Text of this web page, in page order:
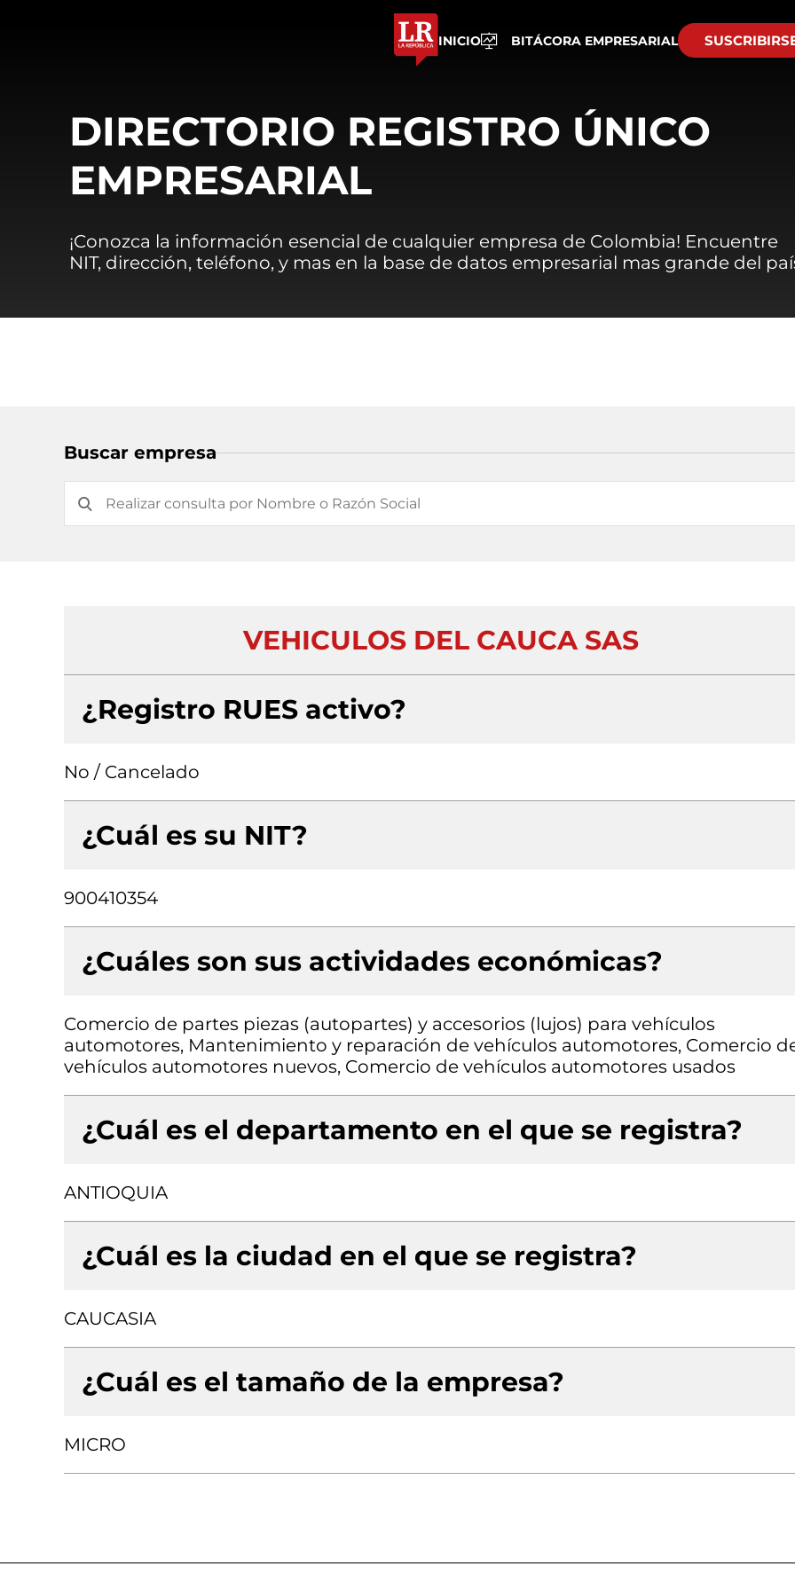
INICIO BITÁCORA EMPRESARIAL
DIRECTORIO REGISTRO ÚNICO
EMPRESARIAL
¡Conozca la información esencial de cualquier empresa de Colombia! Encuentre
NIT, dirección, teléfono, y mas en la base de datos empresarial mas grande del
Buscar empresa
VEHICULOS DEL CAUCA SAS
¿Registro RUES activo?
No / Cancelado
¿Cuál es su NIT?
900410354
¿Cuáles son sus actividades económicas?
Comercio de partes piezas (autopartes) y accesorios (lujos) para vehículos
automotores, Mantenimiento y reparación de vehículos automotores, Comercio
vehículos automotores nuevos, Comercio de vehículos automotores usados
¿Cuál es el departamento en el que se registra?
ANTIOQUIA
¿Cuál es la ciudad en el que se registra?
CAUCASIA
¿Cuál es el tamaño de la empresa?
MICRO